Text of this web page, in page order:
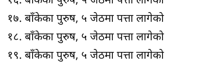
१७. बाँकेका पुरुष, ५ जेठमा पत्ता लागेको
१८. बाँकेका पुरुष, ५ जेठमा पत्ता लागेको
१९. बाँकेका पुरुष, ५ जेठमा पत्ता लागेको